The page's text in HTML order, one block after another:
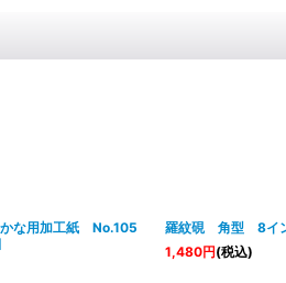
な用加工紙 No.105
羅紋硯 角型 8イ
1,480円(税込)